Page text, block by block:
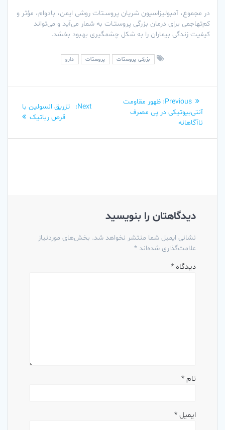
در مجموع، آمبولیزاسیون شریان پروسـتات روشی ایمن، بادوام، مؤثر و
کم‌تهاجمی برای درمان بزرگی پروستـات به شمار می‌آید و می‌تواند
کیفیت زندگی بیماران را به شکل چشمگیری بهبود بخشد.
بزرگی پروستات پروستات دارو
راهبری
نوشته
Previous:
Previous
post:
ظهور مقاومت
آنتی‌بیوتیکی در پی مصرف
ناآگاهانه
Next:
Next
post:
تزریق انسولین با
قرص رباتیک
دیدگاهتان را بنویسید
نشانی ایمیل شما منتشر نخواهد شد. بخش‌های موردنیاز
علامت‌گذاری شده‌اند *
دیدگاه *
نام*
ایمیل*